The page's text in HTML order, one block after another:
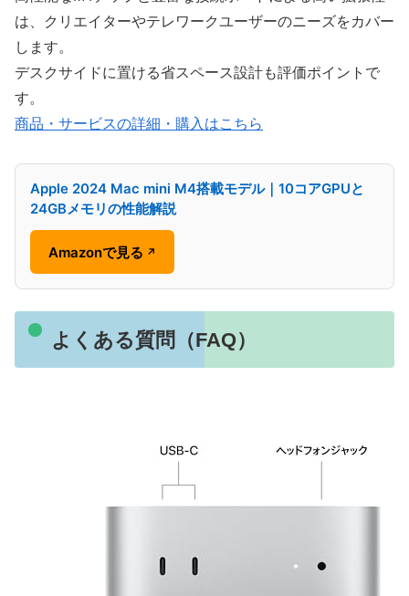
は、クリエイターやテレワークユーザーのニーズをカバー
します。
デスクサイドに置ける省スペース設計も評価ポイントで
す。
商品・サービスの詳細・購入はこちら
Apple 2024 Mac mini M4搭載モデル｜10コアGPUと
24GBメモリの性能解説
Amazonで見る ↗
よくある質問（FAQ）